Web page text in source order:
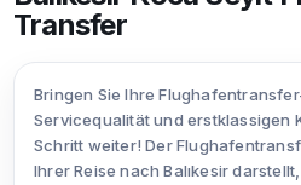
Transfer
Bringen Sie Ihre
Servicequalität und erstklassigen
Schritt weiter! Der
Ihrer Reise nach Balıkesir